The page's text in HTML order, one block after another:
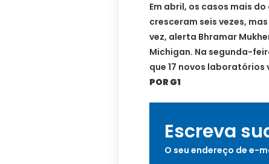
Em abril, os casos mais
cresceram seis vezes,
vez, alerta Bhramar
Michigan. Na segunda-
que 17 novos
POR G1
Escreva
O seu endereço de e-